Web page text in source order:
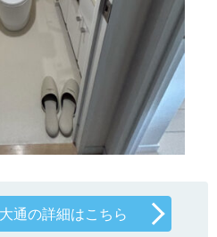
通の詳細はこちら